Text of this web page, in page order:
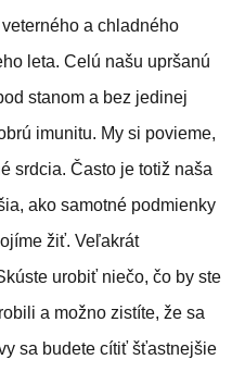
a chladného
leta. Celú našu upršanú
stanom a bez jedinej
imunitu. My si povieme,
srdcia. Často je totiž naša
ako samotné podmienky
žiť. Veľakrát
urobiť niečo, čo by ste
a možno zistíte, že sa
sa budete cítiť šťastnejšie